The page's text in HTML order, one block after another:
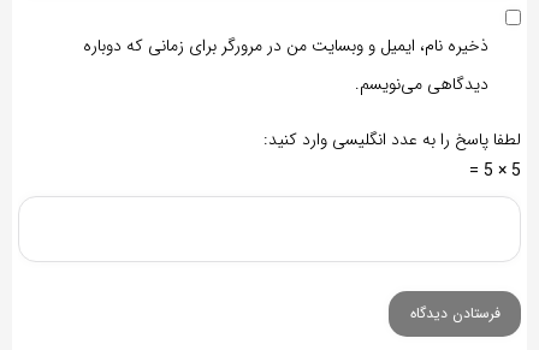
ذخیره نام، ایمیل و وبسایت من در مرورگر برای زمانی که دوباره
دیدگاهی می‌نویسم.
لطفا پاسخ را به عدد انگلیسی وارد کنید:
5 × 5 =